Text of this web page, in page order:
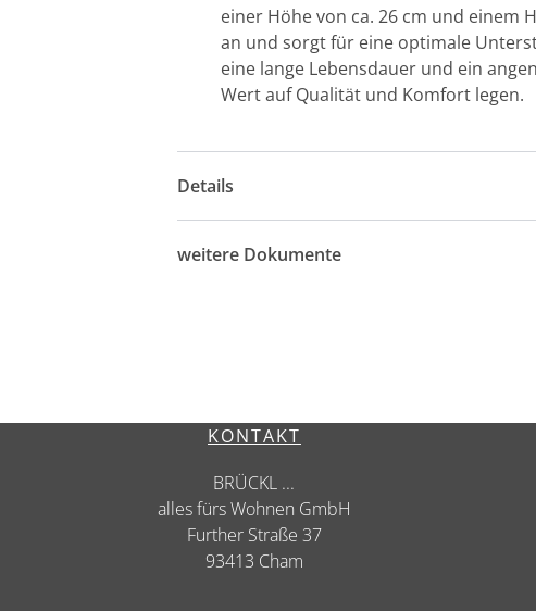
einer Höhe von ca. 26 cm und einem
an und sorgt für eine optimale
eine lange Lebensdauer und ein
Wert auf Qualität und Komfort legen.
Details
weitere Dokumente
KONTAKT
BRÜCKL ...
alles fürs Wohnen GmbH
Further Straße 37
93413 Cham